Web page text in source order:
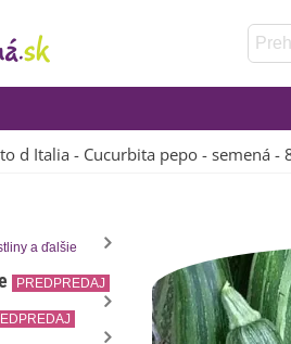
d Italia - Cucurbita pepo - semená -
a ďalšie
PREDPREDAJ